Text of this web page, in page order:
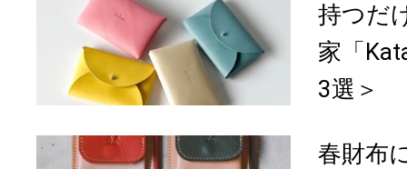
持つだ
家「
3選＞
春財布